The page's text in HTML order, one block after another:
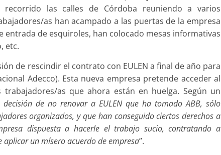
recorrido las calles de Córdoba reuniendo a varios
as han acampado a las puertas de la empresa
de esquiroles, han colocado mesas informativas
etc.
de rescindir el contrato con EULEN a final de año para
Adecco). Esta nueva empresa pretende acceder al
as que ahora están en huelga. Según un
decisión de no renovar a EULEN que ha tomado ABB, sólo
organizados, y que han conseguido ciertos derechos a
dispuesta a hacerle el trabajo sucio, contratando a
un mísero acuerdo de empresa”.